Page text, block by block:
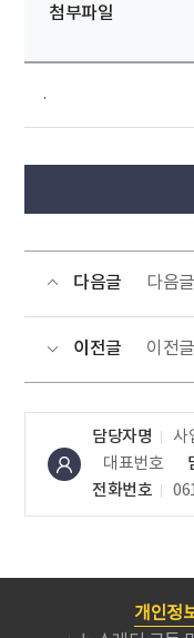
첨부파일
.
다음글 다음
이전글 이전
담당자명 사
대표번호
전화번호
개인정